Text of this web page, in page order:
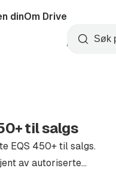
Startside
dinOm Drive
Opprett
konto
Søk
til salgs
EQS 450+ til salgs.
av autoriserte